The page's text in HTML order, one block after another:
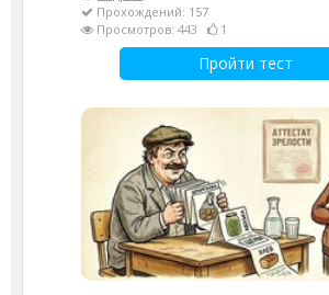
Прохождений: 157
Просмотров: 443
1
Пройти тест